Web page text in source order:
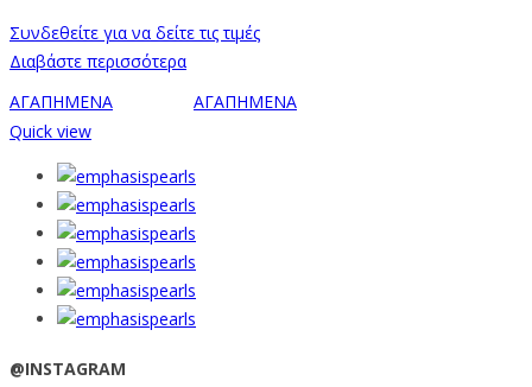
Συνδεθείτε για να δείτε τις τιμές
Διαβάστε περισσότερα
ΑΓΑΠΗΜΕΝΑ
ΑΓΑΠΗΜΕΝΑ
Quick view
@INSTAGRAM